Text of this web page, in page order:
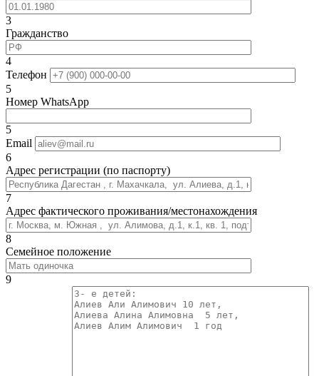
3
Гражданство
4
Телефон
5
Номер WhatsApp
5
Email
6
Адрес регистрации (по паспорту)
7
Адрес фактического проживания/местонахождения
8
Семейное положение
9